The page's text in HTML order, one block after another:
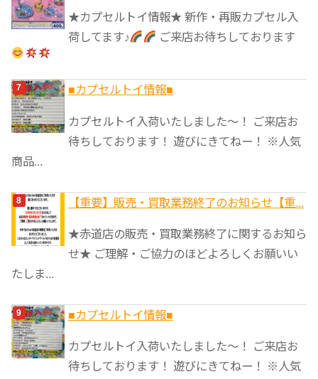
★カプセルトイ情報★ 新作・再販カプセル入
荷してます♪
ご来店お待ちしております
■カプセルトイ情報■
カプセルトイ入荷いたしました〜！ ご来店お
待ちしております！ 遊びにきてねー！ ※人気
商品...
【重要】販売・買取業務終了のお知らせ【重...
★赤道店の販売・買取業務終了に関するお知ら
せ★ ご理解・ご協力のほどよろしくお願いい
たしま...
■カプセルトイ情報■
カプセルトイ入荷いたしました〜！ ご来店お
待ちしております！ 遊びにきてねー！ ※人気